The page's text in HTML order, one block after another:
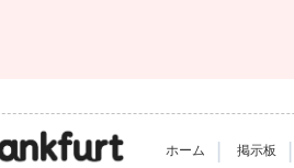
ホーム | 掲示板 |